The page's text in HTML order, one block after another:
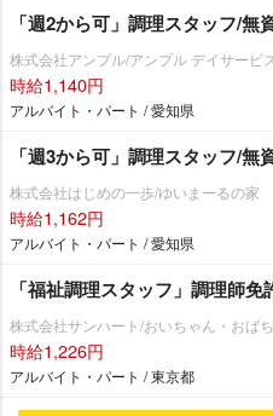
「週2から可」調理スタッフ/
株式会社アンプル/アンプル デイサービ
時給1,140円
アルバイト・パート / 愛知県
「週3から可」調理スタッフ/
株式会社はじめの一歩/ゆいまーるの家
時給1,162円
アルバイト・パート / 愛知県
「福祉調理スタッフ」調理師
株式会社サンハート/おいちゃん・おば
時給1,226円
アルバイト・パート / 東京都